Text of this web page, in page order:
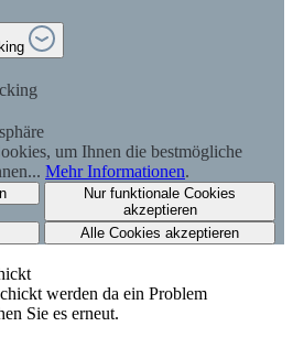
um Ihnen die bestmögliche
Mehr Informationen.
Nur funktionale Cookies
akzeptieren
Alle Cookies akzeptieren
werden da ein Problem
Sie es erneut.